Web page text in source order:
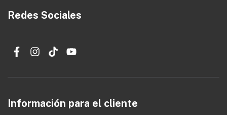
Redes Sociales
Información para el cliente